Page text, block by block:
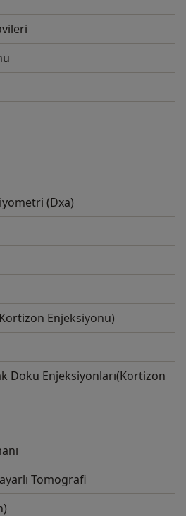
(Dxa)
Enjeksiyonu)
Doku Enjeksiyonları(Kortizon
Tomografi